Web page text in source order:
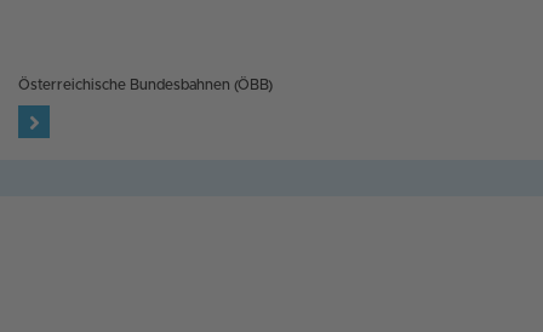
Österreichische Bundesbahnen (ÖBB)